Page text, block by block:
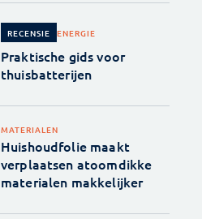
RECENSIE ENERGIE
Praktische gids voor
thuisbatterijen
MATERIALEN
Huishoudfolie maakt
verplaatsen atoomdikke
materialen makkelijker